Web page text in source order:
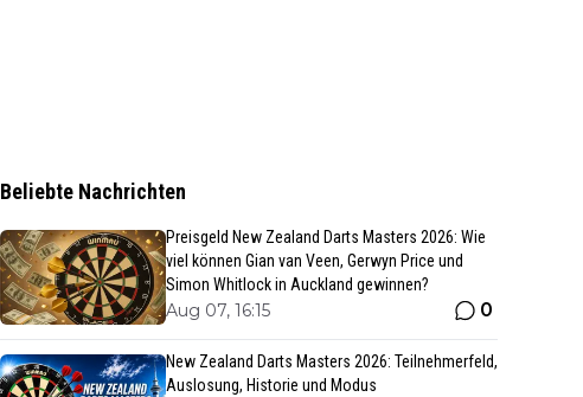
Beliebte Nachrichten
Preisgeld New Zealand Darts Masters 2026: Wie
viel können Gian van Veen, Gerwyn Price und
Simon Whitlock in Auckland gewinnen?
Aug 07, 16:15 0
New Zealand Darts Masters 2026: Teilnehmerfeld,
Auslosung, Historie und Modus